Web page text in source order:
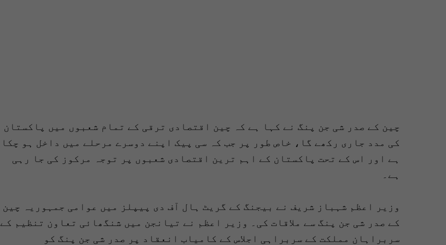
چین کے صدر شی جن پنگ نے کہا ہے کہ چین اقتصادی ترقی کے تمام شعبوں میں پاکستان
کی مدد جاری رکھے گا، خاص طور پر جب کہ سی پیک اپنے دوسرے مرحلے میں داخل ہو چکا
ہے اور اس کے تحت پاکستان کے اہم ترین اقتصادی شعبوں پر توجہ مرکوز کی جا رہی
ہے۔
وزیر اعظم شہباز شریف نے بیجنگ کے گریٹ ہال آف دی پیپلز میں عوامی جمہوریہ چین
کے صدر شی جن پنگ سے ملاقات کی۔ وزیر اعظم نے تیانجن میں شنگھائی تعاون تنظیم کے
سربراہان مملکت کے سربراہی اجلاس کے کامیاب انعقاد پر صدر شی جن پنگ کو